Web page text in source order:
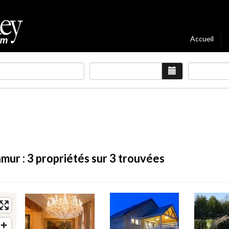
Accueil
: 3 propriétés sur 3 trouvées